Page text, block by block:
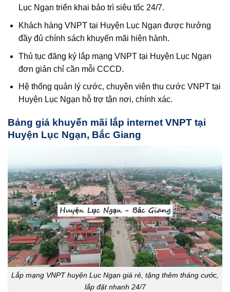
Lục Ngạn triển khai bảo trì siêu tốc 24/7.
Khách hàng VNPT tại Huyện Lục Ngạn được hưởng
đầy đủ chính sách khuyến mãi hiện hành.
Thủ tục đăng ký lắp mạng VNPT tại Huyện Lục Ngạn
đơn giản chỉ cần mỗi CCCD.
Hệ thống quản lý cước, chuyên viên thu cước VNPT tại
Huyện Lục Ngạn hỗ trợ tận nơi, chính xác.
Bảng giá khuyến mãi lắp internet VNPT tại
Huyện Lục Ngạn, Bắc Giang
Lắp mạng VNPT huyện Lục Ngạn giá rẻ, tặng thêm tháng cước,
lắp đặt nhanh 24/7